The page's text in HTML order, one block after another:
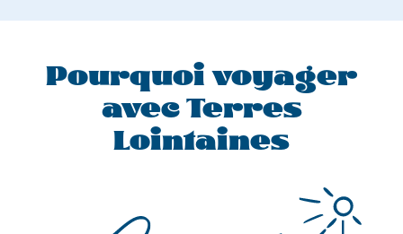
Pourquoi voyager
avec Terres
Lointaines